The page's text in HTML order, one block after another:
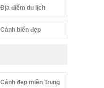
Địa điểm du lịch
Cảnh biển đẹp
Cảnh đẹp miền Trung